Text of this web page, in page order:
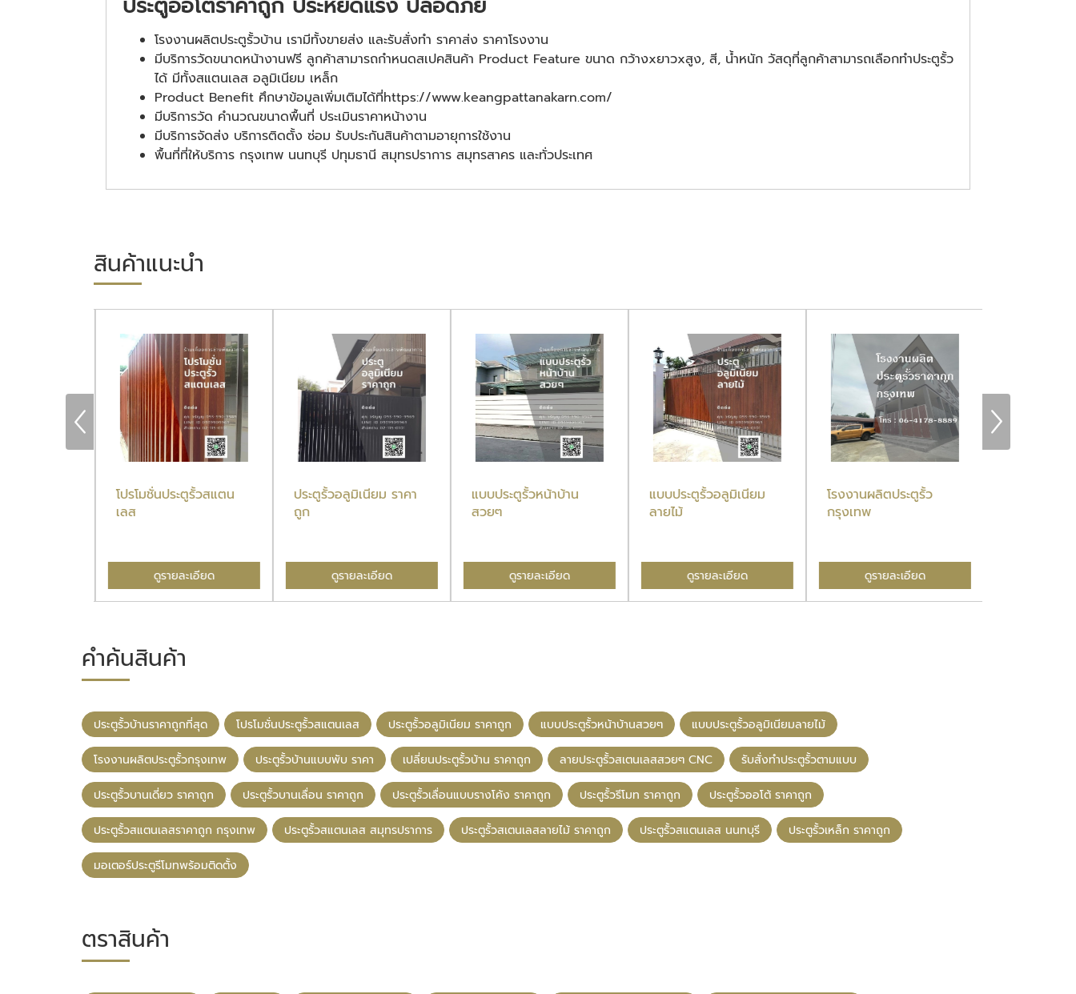
โรงงานผลิตประตูรั้วบ้าน เรามีทั้งขายส่ง และรับสั่งทำ ราคาส่ง ราคาโรงงาน
มีบริการวัดขนาดหน้างานฟรี ลูกค้าสามารถกำหนดสเปคสินค้า Product Feature ขนาด กว้างxยาวxสูง, สี, น้ำหนัก วัสดุที่ลูกค้าสามารถเลือกทำประตูรั้ว
ได้ มีทั้งสแตนเลส อลูมิเนียม เหล็ก
Product Benefit ศึกษาข้อมูลเพิ่มเติมได้ที่https://www.keangpattanakarn.com/
มีบริการวัด คำนวณขนาดพื้นที่ ประเมินราคาหน้างาน
มีบริการจัดส่ง บริการติดตั้ง ซ่อม รับประกันสินค้าตามอายุการใช้งาน
พื้นที่ที่ให้บริการ กรุงเทพ นนทบุรี ปทุมธานี สมุทรปราการ สมุทรสาคร และทั่วประเทศ
สินค้าแนะนำ
โปรโมชั่นประตูรั้วสแตน
เลส
ดูรายละเอียด
ประตูรั้วอลูมิเนียม ราคา
ถูก
ดูรายละเอียด
แบบประตูรั้วหน้าบ้าน
สวยๆ
ดูรายละเอียด
แบบประตูรั้วอลูมิเนียม
ลายไม้
ดูรายละเอียด
โรงงานผลิตประตูรั้ว
กรุงเทพ
ดูรายละเอียด
คำค้นสินค้า
ประตูรั้วบ้านราคาถูกที่สุด โปรโมชั่นประตูรั้วสแตนเลส ประตูรั้วอลูมิเนียม ราคาถูก แบบประตูรั้วหน้าบ้านสวยๆ แบบประตูรั้วอลูมิเนียมลายไม้
โรงงานผลิตประตูรั้วกรุงเทพ ประตูรั้วบ้านแบบพับ ราคา เปลี่ยนประตูรั้วบ้าน ราคาถูก ลายประตูรั้วสเตนเลสสวยๆ CNC รับสั่งทำประตูรั้วตามแบบ
ประตูรั้วบานเดี่ยว ราคาถูก ประตูรั้วบานเลื่อน ราคาถูก ประตูรั้วเลื่อนแบบรางโค้ง ราคาถูก ประตูรั้วรีโมท ราคาถูก ประตูรั้วออโต้ ราคาถูก
ประตูรั้วสแตนเลสราคาถูก กรุงเทพ ประตูรั้วสแตนเลส สมุทรปราการ ประตูรั้วสเตนเลสลายไม้ ราคาถูก ประตูรั้วสแตนเลส นนทบุรี ประตูรั้วเหล็ก ราคาถูก
มอเตอร์ประตูรีโมทพร้อมติดตั้ง
ตราสินค้า